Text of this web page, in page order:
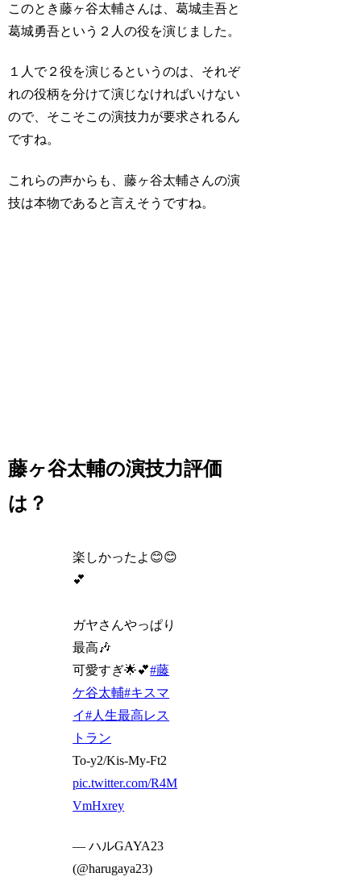
このとき藤ヶ谷太輔さんは、葛城圭吾と
葛城勇吾という２人の役を演じました。
１人で２役を演じるというのは、それぞ
れの役柄を分けて演じなければいけない
ので、そこそこの演技力が要求されるん
ですね。
これらの声からも、藤ヶ谷太輔さんの演
技は本物であると言えそうですね。
藤ヶ谷太輔の演技力評価
は？
楽しかったよ😊😊
💕
ガヤさんやっぱり
最高🎶
可愛すぎ🌟💕#藤
ケ谷太輔#キスマ
イ#人生最高レス
トラン
To-y2/Kis-My-Ft2
pic.twitter.com/R4M
VmHxrey
— ハルGAYA23
(@harugaya23)